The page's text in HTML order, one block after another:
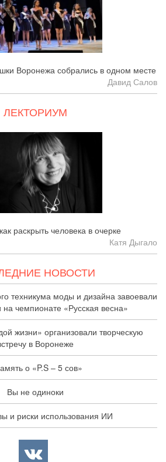
Воронежа собрались в одном месте
Давид Салов
ЛЕКТОРИУМ
раскрыть человека в очерке
Катя Дыгало
НОВОСТИ
техникума моды и дизайна завоевали
чемпионате «Русская весна»
жизни» организовали творческую
в Воронеже
о «P.S – 5 сов»
Вы не одиноки
и риски использования ИИ